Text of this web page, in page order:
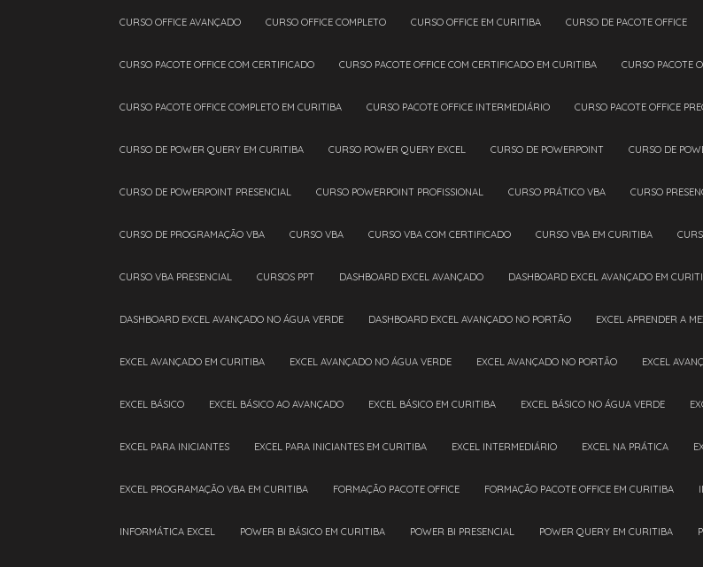
CURSO OFFICE AVANÇADO CURSO OFFICE COMPLETO CURSO OFFICE EM CURITIBA CURSO DE PACOTE OFFICE
CURSO PACOTE OFFICE COM CERTIFICADO CURSO PACOTE OFFICE COM CERTIFICADO EM CURITIBA CURSO PACOTE
CURSO PACOTE OFFICE COMPLETO EM CURITIBA CURSO PACOTE OFFICE INTERMEDIÁRIO CURSO PACOTE OFFICE
CURSO DE POWER QUERY EM CURITIBA CURSO POWER QUERY EXCEL CURSO DE POWERPOINT CURSO DE
CURSO DE POWERPOINT PRESENCIAL CURSO POWERPOINT PROFISSIONAL CURSO PRÁTICO VBA CURSO
CURSO DE PROGRAMAÇÃO VBA CURSO VBA CURSO VBA COM CERTIFICADO CURSO VBA EM CURITIBA
CURSO VBA PRESENCIAL CURSOS PPT DASHBOARD EXCEL AVANÇADO DASHBOARD EXCEL AVANÇADO EM
DASHBOARD EXCEL AVANÇADO NO ÁGUA VERDE DASHBOARD EXCEL AVANÇADO NO PORTÃO EXCEL APRENDER A
EXCEL AVANÇADO EM CURITIBA EXCEL AVANÇADO NO ÁGUA VERDE EXCEL AVANÇADO NO PORTÃO EXCEL
EXCEL BÁSICO EXCEL BÁSICO AO AVANÇADO EXCEL BÁSICO EM CURITIBA EXCEL BÁSICO NO ÁGUA VERDE
EXCEL PARA INICIANTES EXCEL PARA INICIANTES EM CURITIBA EXCEL INTERMEDIÁRIO EXCEL NA PRÁTICA
EXCEL PROGRAMAÇÃO VBA EM CURITIBA FORMAÇÃO PACOTE OFFICE FORMAÇÃO PACOTE OFFICE EM CURITIBA
INFORMÁTICA EXCEL POWER BI BÁSICO EM CURITIBA POWER BI PRESENCIAL POWER QUERY EM CURITIBA